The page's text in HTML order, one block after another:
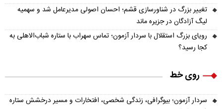
تغییر بزرگ در شناورسازی قشم؛ احسان اصولی مدیرعامل شد و سهمیه
لیگ آزادگان در جزیره ماند
رویای بزرگ استقلال با سردار آزمون؛ تماس سهراب با ستاره شباب‌الاهلی به
کجا رسید؟
روی خط
سردار آزمون؛ بیوگرافی، زندگی شخصی، افتخارات و مسیر درخشش ستاره